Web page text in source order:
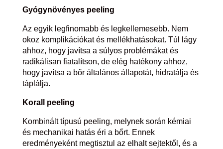
Gyógynövényes peeling
Az egyik legfinomabb és legkellemesebb. Nem
okoz komplikációkat és mellékhatásokat. Túl lágy
ahhoz, hogy javítsa a súlyos problémákat és
radikálisan fiatalítson, de elég hatékony ahhoz,
hogy javítsa a bőr általános állapotát, hidratálja és
táplálja.
Korall peeling
Kombinált típusú peeling, melynek során kémiai
és mechanikai hatás éri a bőrt. Ennek
eredményeként megtisztul az elhalt sejtektől, és a